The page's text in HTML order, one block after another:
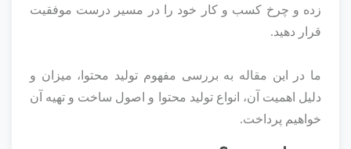
زده و چرخ کسب و کار خود را در مسیر درست موفقیت
قرار دهید.
ما در این مقاله به بررسی مفهوم تولید محتوا، میزان و
دلیل اهمیت آن، انواع تولید محتوا و اصول ساخت و تهیه آن
خواهیم پرداخت.